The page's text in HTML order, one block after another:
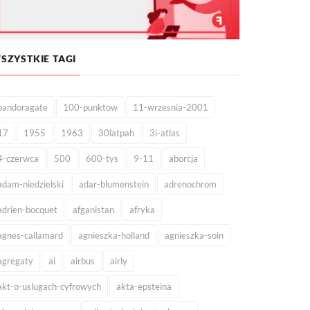
TAGI
100-punktow 11-wrzesnia-2001
1955 1963 30latpah 3i-atlas
czerwca 500 600-tys 9-11 aborcja
niedzielski adar-blumenstein adrenochrom
bocquet afganistan afryka
callamard agnieszka-holland agnieszka-soin
ai airbus airly
o-uslugach-cyfrowych akta-epsteina